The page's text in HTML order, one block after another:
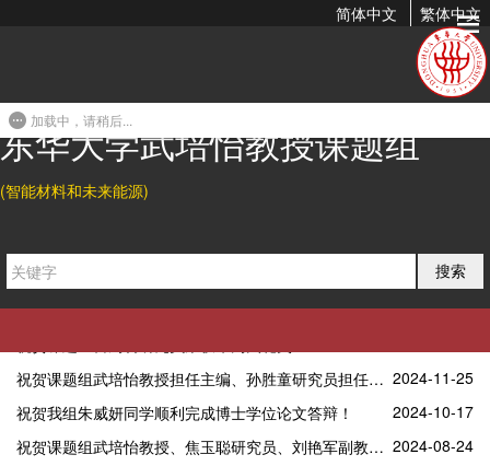
简体中文 繁体中文
东华大学武培怡教授课题组
(智能材料和未来能源)
搜索
祝贺本科生王璟同学获得绿色染整科技创新大赛一等奖（指导教师：刘凯） 2026-05-16
2025-08-27
祝贺课题组武培怡教授入选2024年ScholarGPS全球前0.05%顶尖学者终身榜单！！2025-02-23
祝贺课题组武培怡教授担任主编、孙胜童研究员担任副主编的npj Soft Matter期刊正式创刊！！！ 2024-11-25
祝贺我组朱威妍同学顺利完成博士学位论文答辩！
2024-10-17
祝贺课题组武培怡教授、焦玉聪研究员、刘艳军副教授喜获国家自然科学基金项目！！！ 2024-08-24
加载中，请稍后...